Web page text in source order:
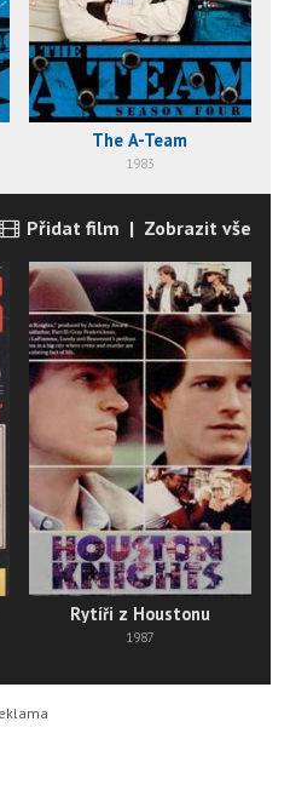
The A-Team
1983
Přidat film | Zobrazit vše
Rytíři z Houstonu
1987